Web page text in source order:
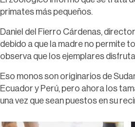
primates más pequeños.
Daniel del Fierro Cárdenas,
debido a que la madre no permite
observa que los ejemplares
Eso monos son originarios de
Ecuador y Perú, pero ahora los
una vez que sean puestos en su